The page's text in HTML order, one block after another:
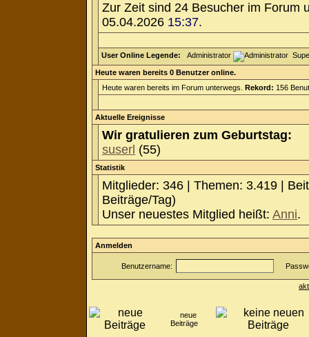
Zur Zeit sind 24 Besucher im Forum
05.04.2026 15:37.
User Online Legende: Administrator
Heute waren bereits 0 Benutzer online.
Heute waren bereits im Forum unterwegs. Rekord: 156
Aktuelle Ereignisse
Wir gratulieren zum Geburtstag:
suserl (55)
Statistik
Mitglieder: 346 | Themen: 3.419 |
Beiträge/Tag)
Unser neuestes Mitglied heißt: Anni.
Anmelden
Benutzername:
neue
Beiträge